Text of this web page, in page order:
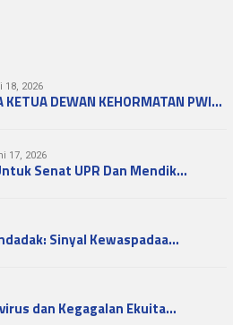
18, 2026
KETUA DEWAN KEHORMATAN PWI…
17, 2026
Senat UPR Dan Mendik…
Sinyal Kewaspadaa…
dan Kegagalan Ekuita…